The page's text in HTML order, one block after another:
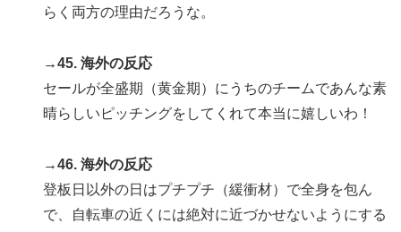
らく両方の理由だろうな。
→45. 海外の反応
セールが全盛期（黄金期）にうちのチームであんな素
晴らしいピッチングをしてくれて本当に嬉しいわ！
→46. 海外の反応
登板日以外の日はプチプチ（緩衝材）で全身を包ん
で、自転車の近くには絶対に近づかせないようにする